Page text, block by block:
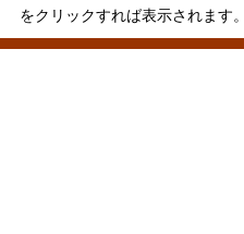
をクリックすれば表示されます。